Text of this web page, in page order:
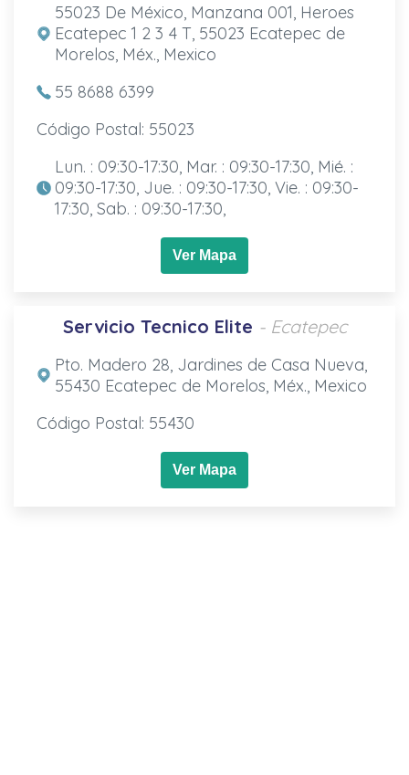
55023 De México, Manzana 001, Heroes
Ecatepec 1 2 3 4 T, 55023 Ecatepec de
Morelos, Méx., Mexico
55 8688 6399
Código Postal: 55023
Lun. : 09:30-17:30, Mar. : 09:30-17:30, Mié. :
09:30-17:30, Jue. : 09:30-17:30, Vie. : 09:30-
17:30, Sab. : 09:30-17:30,
Ver Mapa
Servicio Tecnico Elite - Ecatepec
Pto. Madero 28, Jardines de Casa Nueva,
55430 Ecatepec de Morelos, Méx., Mexico
Código Postal: 55430
Ver Mapa